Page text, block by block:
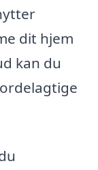
dit hjem
kan du